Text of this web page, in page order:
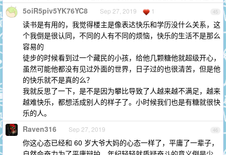
45
5oiR5piv5YK76YC8 Sep 27, 2019 1
读书是有用的，我觉得楼主是像表达快乐和学历没什么关系，这
个我倒是很认同，不同的人有不同的烦恼，快乐的生活不是那么
容易的
徒步的时候看到过一个藏民的小孩，给他几颗糖他就超级开心，
虽然可能他都没有见过外面的世界，日子过的也很清苦，但是他
的快乐就不是真的么？
我就反思了一下，是不是因为攀比导致了人越来越不满足，越来
越难快乐，都想活成别人的样子了。小时候我们也是有糖就很快
乐的人。
46
Raven316 Sep 27, 2019
你这心态已经和 60 岁大爷大妈的心态一样了，平庸了一辈子，